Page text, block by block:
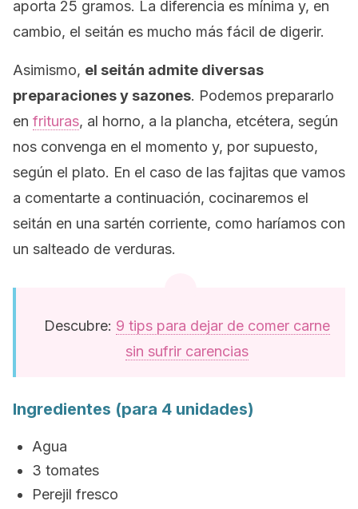
aporta 25 gramos. La diferencia es mínima y, en
cambio, el seitán es mucho más fácil de digerir.
Asimismo, el seitán admite diversas
preparaciones y sazones. Podemos prepararlo
en frituras, al horno, a la plancha, etcétera, según
nos convenga en el momento y, por supuesto,
según el plato. En el caso de las fajitas que vamos
a comentarte a continuación, cocinaremos el
seitán en una sartén corriente, como haríamos con
un salteado de verduras.
Descubre: 9 tips para dejar de comer carne
sin sufrir carencias
Ingredientes (para 4 unidades)
Agua
3 tomates
Perejil fresco